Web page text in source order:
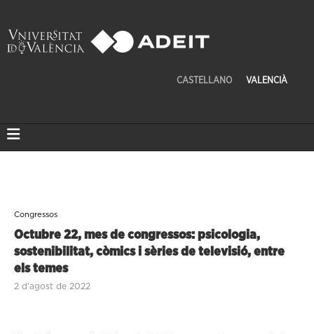
CASTELLANO VALENCIÀ
Congressos
Octubre 22, mes de congressos: psicologia,
sostenibilitat, còmics i sèries de televisió, entre
els temes
2 d'agost de 2022